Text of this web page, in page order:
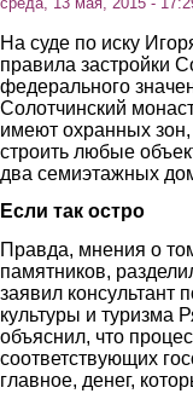
На суде по иску
правила застройки
федерального
Солотчинский
имеют охранных
строить любые
два семиэтажных
Если так остро
Правда, мнения о
памятников,
заявил консультант
культуры и туризма
объяснил, что
соответствующих
главное, денег,